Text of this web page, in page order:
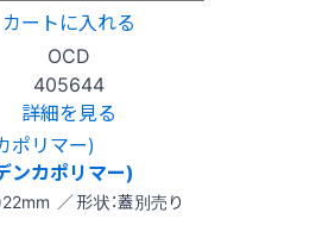
カートに入れる
OCD
405644
詳細を見る
カポリマー)
／ 形状：蓋別売り